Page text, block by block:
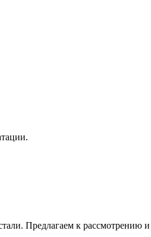
Предлагаем к